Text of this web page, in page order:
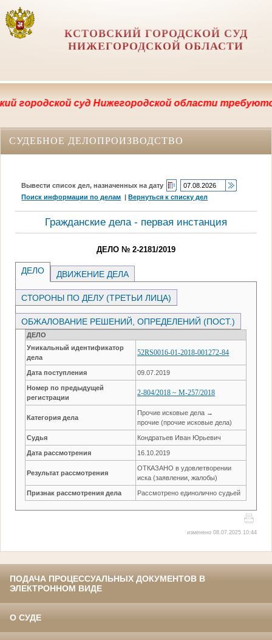
КСТОВСКИЙ ГОРОДСКОЙ СУД
НИЖЕГОРОДСКОЙ ОБЛАСТИ
суд Нижегородской области требуются
СУДЕБНОЕ ДЕЛОПРОИЗВОДСТВО
Вывести список дел, назначенных на дату
Поиск информации по делам |Вернуться к списку дел
Гражданские дела - первая инстанция
ДЕЛО № 2-2181/2019
ДЕЛО ДВИЖЕНИЕ ДЕЛА
СТОРОНЫ ПО ДЕЛУ (ТРЕТЬИ ЛИЦА)
ОБЖАЛОВАНИЕ РЕШЕНИЙ, ОПРЕДЕЛЕНИЙ (ПОСТ.)
ДЕЛО
Уникальный идентификатор
дела
52RS0016-01-2018-001272-84
Дата поступления 09.07.2019
Номер по предыдущей
регистрации
2-804/2018 ~ М-257/2018
Категория дела
Прочие исковые дела →
прочие (прочие исковые дела)
Судья Кондратьев Иван Юрьевич
Дата рассмотрения 16.10.2019
Результат рассмотрения
ОТКАЗАНО в удовлетворении
иска (заявлении, жалобы)
Признак рассмотрения дела Рассмотрено единолично судьей
изменено 08.07.2025 10:44
ПОДАЧА ПРОЦЕССУАЛЬНЫХ ДОКУМЕНТОВ В
ЭЛЕКТРОННОМ ВИДЕ
О СУДЕ